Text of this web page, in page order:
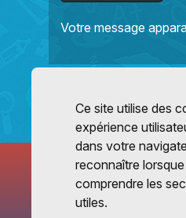
Votre message
Ce site utilise des
expérience
dans votre
reconnaître
comprendre les
utiles.